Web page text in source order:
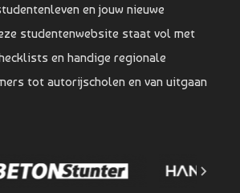
en jouw nieuwe
studentenwebsite staat vol met
en handige regionale
tot autorijscholen en van uitgaan